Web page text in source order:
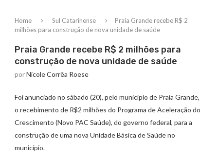
Home Sul Catarinense
Praia Grande recebe R$ 2
milhões para construção de nova unidade de saúde
Praia Grande recebe R$ 2 milhões para
construção de nova unidade de saúde
porNicole Corrêa Roese
Foi anunciado no sábado (20), pelo município de Praia Grande,
o recebimento de R$2 milhões do Programa de Aceleração do
Crescimento (Novo PAC Saúde), do governo federal, para a
construção de uma nova Unidade Básica de Saúde no
município.